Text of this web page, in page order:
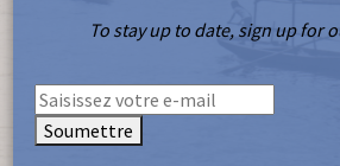
To stay up to date, sign up for
Soumettre